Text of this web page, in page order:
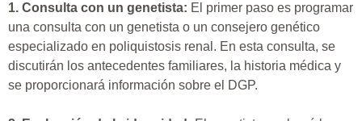
1. Consulta con un genetista: El primer paso es programar
una consulta con un genetista o un consejero genético
especializado en poliquistosis renal. En esta consulta, se
discutirán los antecedentes familiares, la historia médica y
se proporcionará información sobre el DGP.